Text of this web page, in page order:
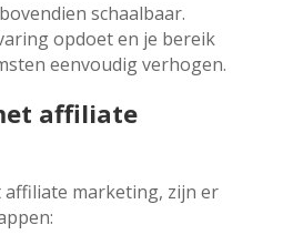
schaalbaar.
opdoet en je bereik
eenvoudig verhogen.
affiliate
marketing, zijn er